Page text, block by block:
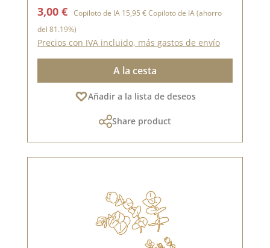
Precio de venta:
3,00 € Copiloto de IA Precio normal:
15,95 €Copiloto de IA(ahorro
del 81.19%)
Precios con IVA incluido, más gastos de envío
A la cesta
Añadir a la lista de deseos
Share product